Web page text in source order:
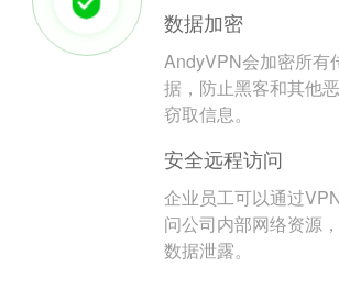
数据加密
AndyVPN会加密所有
据，防止黑客和其他
窃取信息。
安全远程访问
企业员工可以通过
问公司内部网络资源
数据泄露。